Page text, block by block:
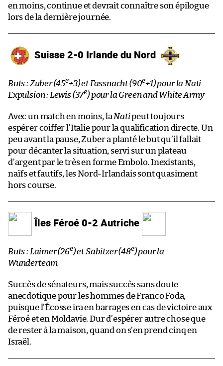
en moins, continue et devrait connaître son épilogue
lors de la dernière journée.
Suisse 2-0 Irlande du Nord
Buts : Zuber (45e+3) et Fassnacht (90e+1) pour la Nati
Expulsion : Lewis (37e) pour la Green and White Army
Avec un match en moins, laNatipeut toujours
espérer coiffer l’Italie pour la qualification directe. Un
peu avant la pause, Zuber a planté le but qu’il fallait
pour décanter la situation, servi sur un plateau
d’argent par le très en forme Embolo. Inexistants,
naïfs et fautifs, les Nord-Irlandais sont quasiment
hors course.
Îles Féroé 0-2 Autriche
Buts : Laimer (26e) et Sabitzer (48e) pour la
Wunderteam
Succès de sénateurs, mais succès sans doute
anecdotique pour les hommes de Franco Foda,
puisque l’Écosse ira en barrages en cas de victoire aux
Féroé et en Moldavie. Dur d’espérer autre chose que
de rester à la maison, quand on s’en prend cinq en
Israël.